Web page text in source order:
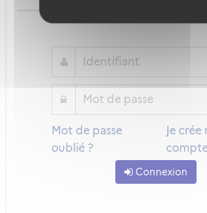
Mot de passe
oublié ?
Je crée
Connexion